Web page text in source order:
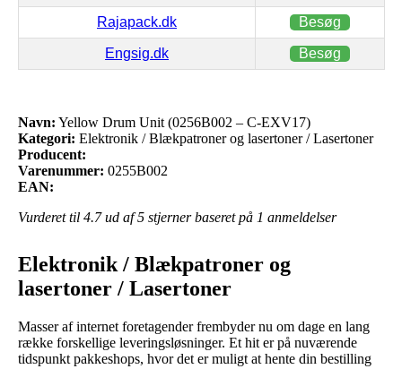
Rajapack.dk Besøg
Engsig.dk Besøg
Navn: Yellow Drum Unit (0256B002 – C-EXV17)
Kategori: Elektronik / Blækpatroner og lasertoner / Lasertoner
Producent:
Varenummer: 0255B002
EAN:
Vurderet til 4.7ud af 5 stjerner baseret på 1 anmeldelser
Elektronik / Blækpatroner og
lasertoner / Lasertoner
Masser af internet foretagender frembyder nu om dage en lang
række forskellige leveringsløsninger. Et hit er på nuværende
tidspunkt pakkeshops, hvor det er muligt at hente din bestilling